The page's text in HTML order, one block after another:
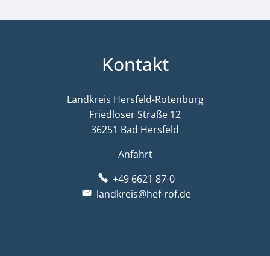
Kontakt
Landkreis Hersfeld-Rotenburg
Friedloser Straße 12
36251 Bad Hersfeld
Anfahrt
+49 6621 87-0
landkreis@hef-rof.de